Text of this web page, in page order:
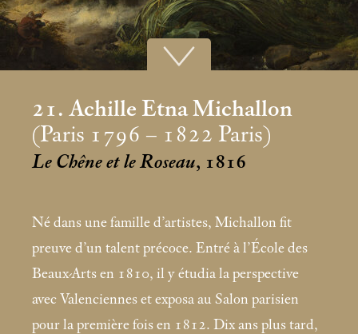
21. Achille Etna Michallon
(Paris 1796 – 1822 Paris)
Le Chêne et le Roseau, 1816
Né dans une famille d’artistes, Michallon fit
preuve d’un talent précoce. Entré à l’École des
Beaux-Arts en 1810, il y étudia la perspective
avec Valenciennes et exposa au Salon parisien
pour la première fois en 1812. Dix ans plus tard,